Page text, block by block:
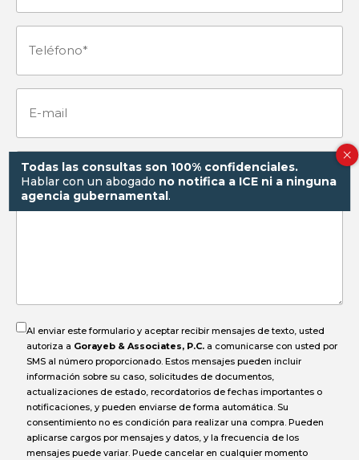
Teléfono (Obligatorio)
¿Cómo
pasó
Al enviar este formulario y aceptar recibir mensajes de texto, usted
autoriza a Gorayeb & Associates, P.C. a comunicarse con usted por
SMS al número proporcionado. Estos mensajes pueden incluir
información sobre su caso, solicitudes de documentos,
actualizaciones de estado, recordatorios de fechas importantes o
notificaciones, y pueden enviarse de forma automática. Su
consentimiento no es condición para realizar una compra. Pueden
aplicarse cargos por mensajes y datos, y la frecuencia de los
mensajes puede variar. Puede cancelar en cualquier momento
Todas las consultas son 100% confidenciales.
Hablar con un abogado no notifica a ICE ni a ninguna
agencia gubernamental.